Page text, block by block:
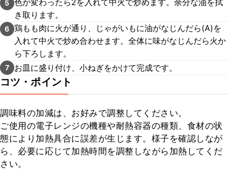
5 色が変わったら2を入れて中火で炒めます。余分な油を拭
き取ります。
6 鶏もも肉に火が通り、じゃがいもに油がなじんだら(A)を
入れて中火で炒め合わせます。全体に味がなじんだら火か
ら下ろします。
7 お皿に盛り付け、小ねぎをかけて完成です。
コツ・ポイント
調味料の加減は、お好みで調整してください。
ご使用の電子レンジの機種や耐熱容器の種類、食材の状
態により加熱具合に誤差が生じます。様子を確認しなが
ら、必要に応じて加熱時間を調整しながら加熱してくだ
さい。